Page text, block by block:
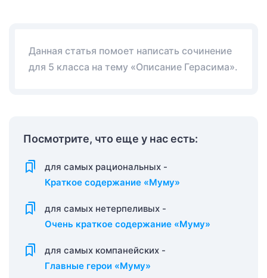
Данная статья помоет написать сочинение
для 5 класса на тему «Описание Герасима».
Посмотрите, что еще у нас есть:
для самых рациональных -
Краткое содержание «Муму»
для самых нетерпеливых -
Очень краткое содержание «Муму»
для самых компанейских -
Главные герои «Муму»